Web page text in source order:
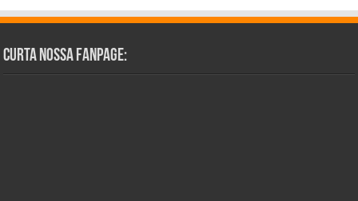
Curta Nossa Fanpage: